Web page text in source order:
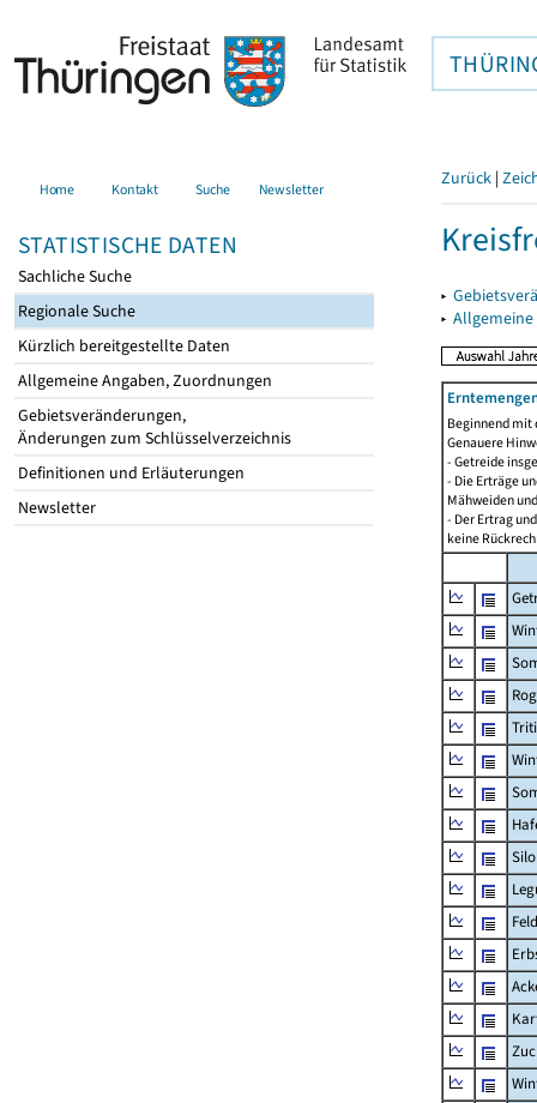
Home Kontakt Suche Newsletter
STATISTISCHE DATEN
Sachliche Suche
Regionale Suche
Kürzlich bereitgestellte Daten
Allgemeine Angaben, Zuordnungen
Gebietsveränderungen,
Änderungen zum Schlüsselverzeichnis
Definitionen und Erläuterungen
Newsletter
Zurück |
▸
▸
Beginnend mit
Genauere
- Getreide
- Die Erträge
Mähweiden
- Der Ertrag
keine